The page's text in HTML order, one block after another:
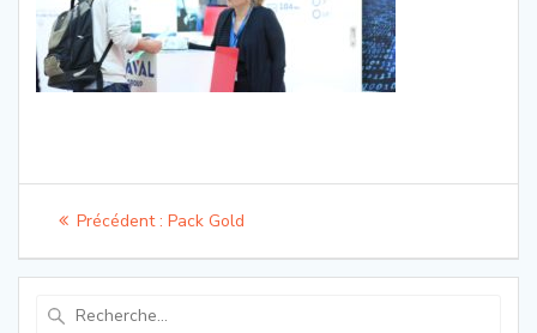
Navigation
de
l’article
Précédent : Article
Pack Gold